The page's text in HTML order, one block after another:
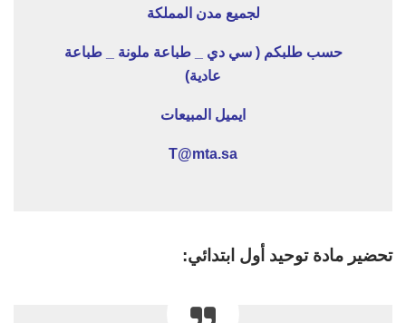
لجميع مدن المملكة
حسب طلبكم ( سي دي _ طباعة ملونة _ طباعة
عادية)
ايميل المبيعات
T@mta.sa
تحضير مادة توحيد أول ابتدائي: